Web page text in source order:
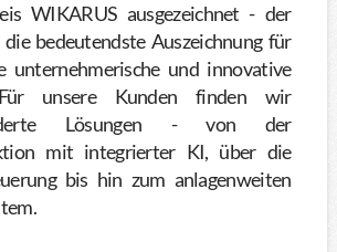
WIKARUS ausgezeichnet - der
bedeutendste Auszeichnung für
unternehmerische und innovative
Für unsere Kunden finden wir
Lösungen - von der
mit integrierter KI, über die
bis hin zum anlagenweiten